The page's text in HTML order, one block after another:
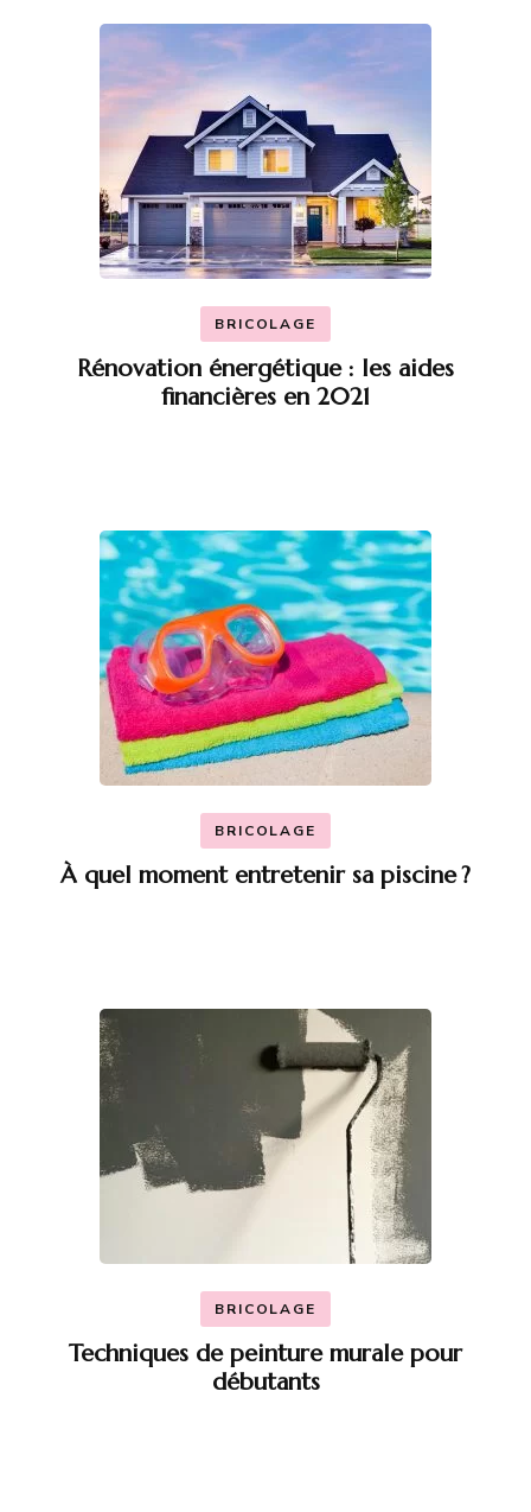
BRICOLAGE
Rénovation énergétique : les aides
financières en 2021
BRICOLAGE
À quel moment entretenir sa piscine ?
BRICOLAGE
Techniques de peinture murale pour
débutants